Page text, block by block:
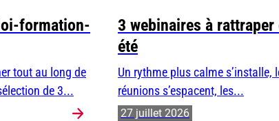
formation-
tout au long de
de 3...
3 webinaires à rattraper
été
Un rythme plus calme s’installe,
réunions s’espacent, les...
27 juillet 2026